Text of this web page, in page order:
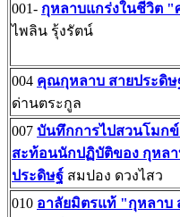
001- กุหลาบแกร่งในชีวิต "
ไพลิน รุ้งรัตน์
004 คุณกุหลาบ สายประดิษ
ด่านตระกูล
007 บันทึกการไปสวนโมก
สะท้อนนักปฏิบัติของ กุหลา
ประดิษฐ์ สมปอง ดวงไสว
010 อาลัยมิตรแท้ "กุหลาบ